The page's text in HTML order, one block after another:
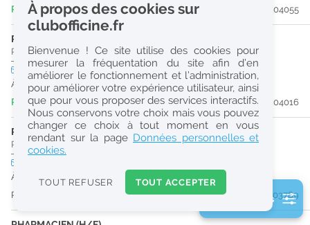
Réinitialiser
2
0
k
Consulter les offres de la France d'outre-mer
Publiée il y a 6 jour(s)
#204055
PHARMACIEN (H/F)
Pharmacie d'Officine|38560 Champ-Sur-Drac
temps partiel
À partir du 30/09/26
Publiée il y a 7 jour(s)
#204016
PRÉPARATEUR EN PHARMACIE (H/F)
Pharmacie d'Officine 38100 Grenoble
À partir du 16/08/26
Publiée il y a 11 jour(s)
#203789
2 filtre(s) actifs
À propos des cookies sur
clubofficine.fr
Bienvenue ! Ce site utilise des cookies pour
mesurer la fréquentation du site afin d’en
améliorer le fonctionnement et l’administration,
pour améliorer votre expérience utilisateur, ainsi
que pour vous proposer des services interactifs.
Nous conservons votre choix mais vous pouvez
changer ce choix à tout moment en vous
rendant sur la page Données personnelles et
cookies.
TOUT REFUSER TOUT ACCEPTER